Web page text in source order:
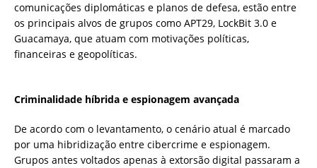
comunicações diplomáticas e planos de defesa, estão entre
os principais alvos de grupos como APT29, LockBit 3.0 e
Guacamaya, que atuam com motivações políticas,
financeiras e geopolíticas.
Criminalidade híbrida e espionagem avançada
De acordo com o levantamento, o cenário atual é marcado
por uma hibridização entre cibercrime e espionagem.
Grupos antes voltados apenas à extorsão digital passaram a